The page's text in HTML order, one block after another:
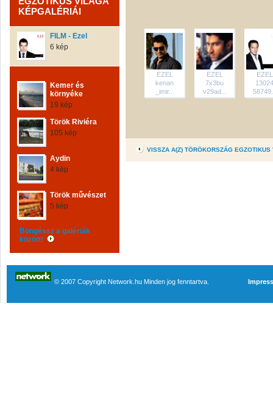
KÉPGALÉRIÁI
FILM - Ezel
6 kép
Kemer és
környéke
19 kép
Török Riviéra
105 kép
Aydin
4 kép
Török művészet
5 kép
Böngéssz a galériák
között!
EZEL
kenan
_imir...
EZEL
7x3bu
v29ad...
EZEL
13024
VISSZA A(Z) TÖRÖKORSZÁG
© 2007 Copyright Network.hu Minden jog fenntartva.